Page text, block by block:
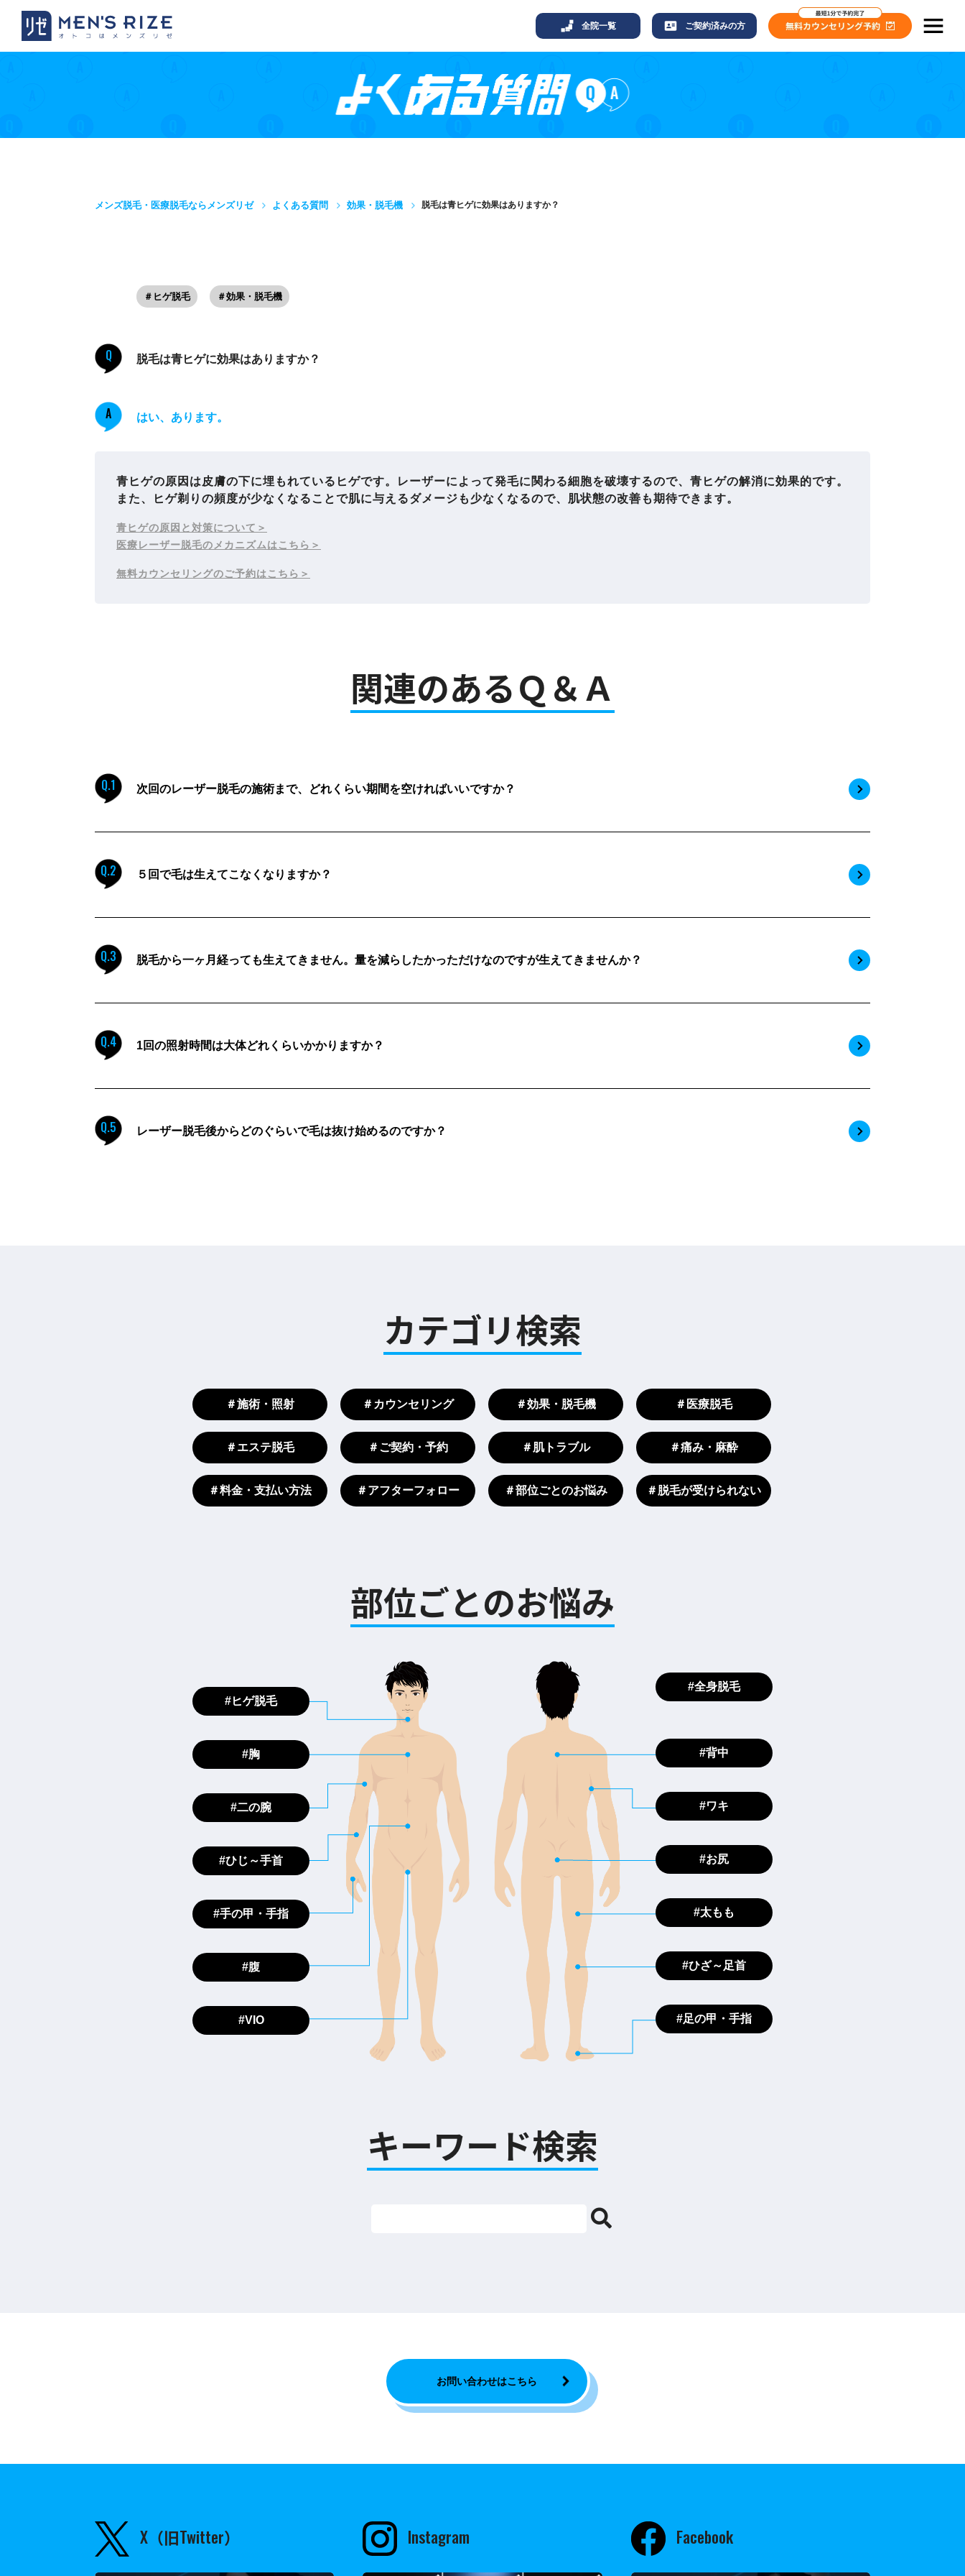
全院一覧 ご契約済みの方
メンズ脱毛・医療脱毛ならメンズリゼ よくある質問 効果・脱毛機 脱毛は青ヒゲに効果はありますか？
＃ヒゲ脱毛 ＃効果・脱毛機
Q 脱毛は青ヒゲに効果はありますか？
A はい、あります。
青ヒゲの原因は皮膚の下に埋もれているヒゲです。レーザーによって発毛に関わる細胞を破壊するので、青ヒゲの解消に効果的です。
また、ヒゲ剃りの頻度が少なくなることで肌に与えるダメージも少なくなるので、肌状態の改善も期待できます。
青ヒゲの原因と対策について
医療レーザー脱毛のメカニズムはこちら
無料カウンセリングのご予約はこちら
関連のあるＱ＆Ａ
Q.1 次回のレーザー脱毛の施術まで、どれくらい期間を空ければいいですか？
Q.2 ５回で毛は生えてこなくなりますか？
Q.3 脱毛から一ヶ月経っても生えてきません。量を減らしたかっただけなのですが生えてきませんか？
Q.4 1回の照射時間は大体どれくらいかかりますか？
Q.5 レーザー脱毛後からどのぐらいで毛は抜け始めるのですか？
カテゴリ検索
＃施術・照射 ＃カウンセリング ＃効果・脱毛機 ＃医療脱毛
＃エステ脱毛 ＃ご契約・予約 ＃肌トラブル ＃痛み・麻酔
＃料金・支払い方法 ＃アフターフォロー ＃部位ごとのお悩み ＃脱毛が受けられない
部位ごとのお悩み
#ヒゲ脱毛
#胸
#二の腕
#ひじ～手首
#手の甲・手指
#腹
#VIO
#全身脱毛
#背中
#ワキ
#お尻
#太もも
#ひざ～足首
#足の甲・手指
キーワード検索
お問い合わせはこちら
X（旧Twitter） Instagram Facebook